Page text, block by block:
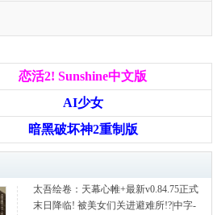
恋活2! Sunshine中文版
AI少女
暗黑破坏神2重制版
太吾绘卷：天幕心帷+最新v0.84.75正式
末日降临! 被美女们关进避难所!?|中字-